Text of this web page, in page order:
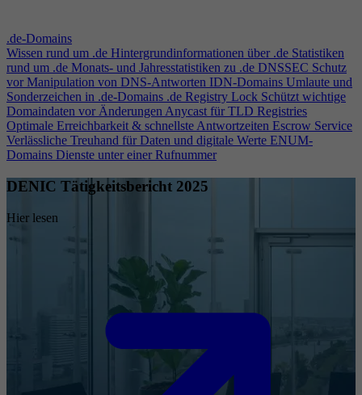
.de-Domains
Wissen rund um .de Hintergrundinformationen über .de Statistiken
rund um .de Monats- und Jahresstatistiken zu .de DNSSEC Schutz
vor Manipulation von DNS-Antworten IDN-Domains Umlaute und
Sonderzeichen in .de-Domains .de Registry Lock Schützt wichtige
Domaindaten vor ÄnderungenAnycast für TLD Registries
Optimale Erreichbarkeit & schnellste Antwortzeiten Escrow Service
Verlässliche Treuhand für Daten und digitale Werte ENUM-
Domains Dienste unter einer Rufnummer
DENIC Tätigkeitsbericht 2025
Hier lesen